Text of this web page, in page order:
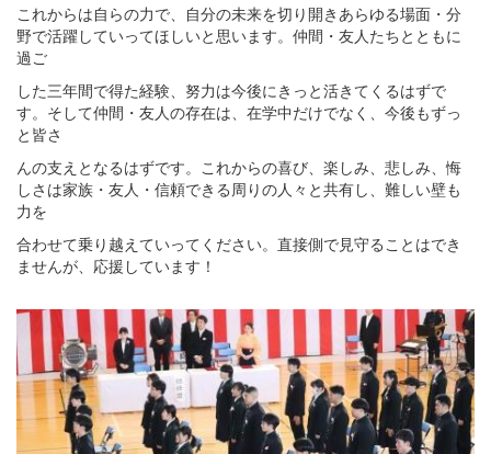
これからは自らの力で、自分の未来を切り開きあらゆる場面・分
野で活躍していってほしいと思います。仲間・友人たちとともに
過ご
した三年間で得た経験、努力は今後にきっと活きてくるはずで
す。そして仲間・友人の存在は、在学中だけでなく、今後もずっ
と皆さ
んの支えとなるはずです。これからの喜び、楽しみ、悲しみ、悔
しさは家族・友人・信頼できる周りの人々と共有し、難しい壁も
力を
合わせて乗り越えていってください。直接側で見守ることはでき
ませんが、応援しています！